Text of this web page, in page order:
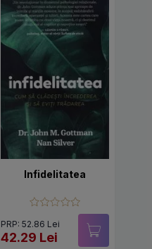
Infidelitatea
PRP: 52.86 Lei
42.29 Lei